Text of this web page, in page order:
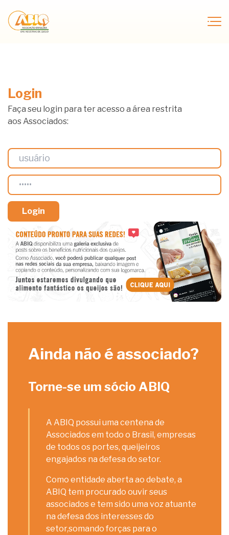
Login
Faça seu login para ter acesso a área restrita
aos Associados:
Ainda não é associado?
Torne-se um sócio ABIQ
A ABIQ possui uma centena de
Associados em todo o Brasil, empresas
de todos os portes, queijeiros
engajados na defesa do setor.
Como entidade aberta ao debate, a
ABIQ tem procurado ouvir seus
associados e tem sido uma voz atuante
na defesa dos interesses do
setor,somando forças para o